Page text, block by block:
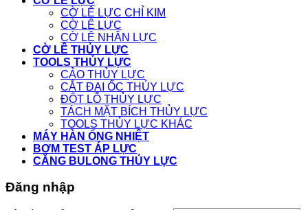
CỜ LÊ LỰC CHỈ KIM
CỜ LÊ LỰC
CỜ LÊ NHÂN LỰC
CỜ LÊ THỦY LỰC
TOOLS THỦY LỰC
CẢO THỦY LỰC
CẮT ĐAI ỐC THỦY LỰC
ĐỘT LỖ THỦY LỰC
TÁCH MẶT BÍCH THỦY LỰC
TOOLS THỦY LỰC KHÁC
MÁY HÀN ỐNG NHIỆT
BƠM TEST ÁP LỰC
CĂNG BULONG THỦY LỰC
Đăng nhập